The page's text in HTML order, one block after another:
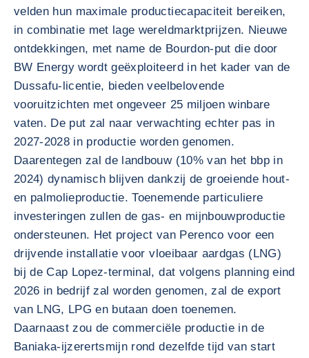
velden hun maximale productiecapaciteit bereiken,
in combinatie met lage wereldmarktprijzen. Nieuwe
ontdekkingen, met name de Bourdon-put die door
BW Energy wordt geëxploiteerd in het kader van de
Dussafu-licentie, bieden veelbelovende
vooruitzichten met ongeveer 25 miljoen winbare
vaten. De put zal naar verwachting echter pas in
2027-2028 in productie worden genomen.
Daarentegen zal de landbouw (10% van het bbp in
2024) dynamisch blijven dankzij de groeiende hout-
en palmolieproductie. Toenemende particuliere
investeringen zullen de gas- en mijnbouwproductie
ondersteunen. Het project van Perenco voor een
drijvende installatie voor vloeibaar aardgas (LNG)
bij de Cap Lopez-terminal, dat volgens planning eind
2026 in bedrijf zal worden genomen, zal de export
van LNG, LPG en butaan doen toenemen.
Daarnaast zou de commerciële productie in de
Baniaka-ijzerertsmijn rond dezelfde tijd van start